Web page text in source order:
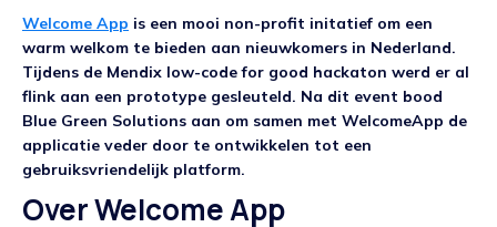
Welcome App is een mooi non-profit initatief om een
warm welkom te bieden aan nieuwkomers in Nederland.
Tijdens de Mendix low-code for good hackaton werd er al
flink aan een prototype gesleuteld. Na dit event bood
Blue Green Solutions aan om samen met WelcomeApp de
applicatie veder door te ontwikkelen tot een
gebruiksvriendelijk platform.
Over Welcome App